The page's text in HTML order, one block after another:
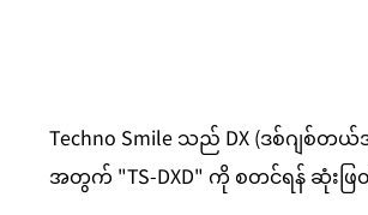
Techno Smile သည် DX (ဒစ်ဂျစ်တယ်
အတွက် "TS-DXD" ကို စတင်ရန် ဆုံးဖ